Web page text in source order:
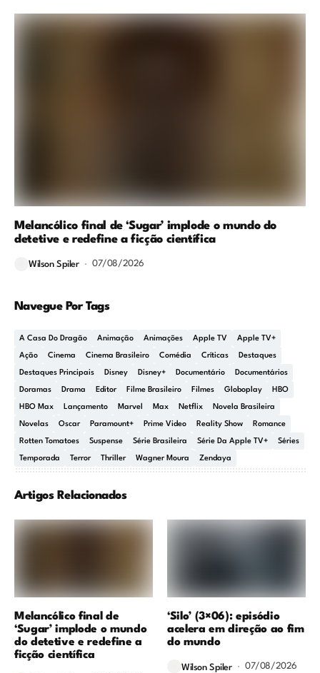
Melancólico final de ‘Sugar’ implode o mundo do
detetive e redefine a ficção científica
Wilson Spiler 07/08/2026
Navegue Por Tags
A Casa Do Dragão Animação Animações Apple TV Apple TV+
Ação Cinema Cinema Brasileiro Comédia Críticas Destaques
Destaques Principais Disney Disney+ Documentário Documentários
Doramas Drama Editor Filme Brasileiro Filmes Globoplay HBO
HBO Max Lançamento Marvel Max Netflix Novela Brasileira
Novelas Oscar Paramount+ Prime Video Reality Show Romance
Rotten Tomatoes Suspense Série Brasileira Série Da Apple TV+ Séries
Temporada Terror Thriller Wagner Moura Zendaya
Artigos Relacionados
Melancólico final de
‘Sugar’ implode o mundo
do detetive e redefine a
ficção científica
‘Silo’ (3×06): episódio
acelera em direção ao fim
do mundo
Wilson Spiler 07/08/2026